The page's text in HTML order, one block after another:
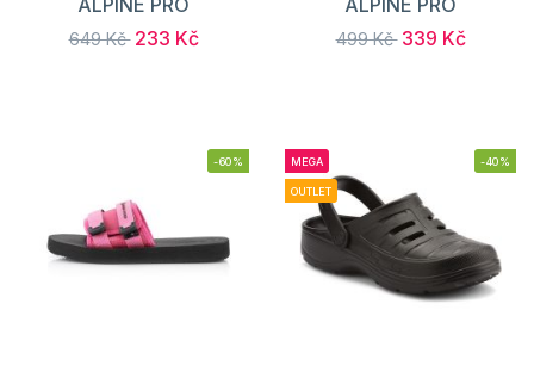
649 Kč 233 Kč 499 Kč 339 Kč
-60% MEGA
OUTLET
-40%